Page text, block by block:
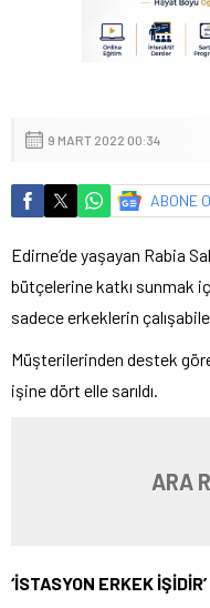
9 MART 2022 00:34
ABONE
Edirne’de yaşayan Rabia
bütçelerine katkı sunmak
sadece erkeklerin
Müşterilerinden destek
işine dört elle sarıldı.
ARA
‘İSTASYON ERKEK